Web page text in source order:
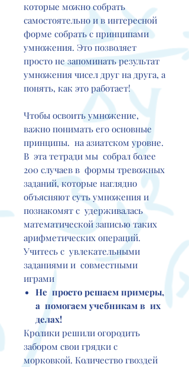
которые можно собрать
самостоятельно и в интересной
форме собрать с принципами
умножения. Это позволяет
просто не запоминать результат
умножения чисел друг на друга, а
понять, как это работает!
Чтобы освоить умножение,
важно понимать его основные
принципы. на азиатском уровне.
В эта тетради мы собрал более
200 случаев в формы тревожных
заданий, которые наглядно
объясняют суть умножения и
познакомят с удерживалась
математической записью таких
арифметических операций.
Учитесь с увлекательными
заданиями и совместными
играми
Не просто решаем примеры,
а помогаем учебникам в их
делах!
Кролики решили огородить
забором свои грядки с
морковкой. Количество гвоздей